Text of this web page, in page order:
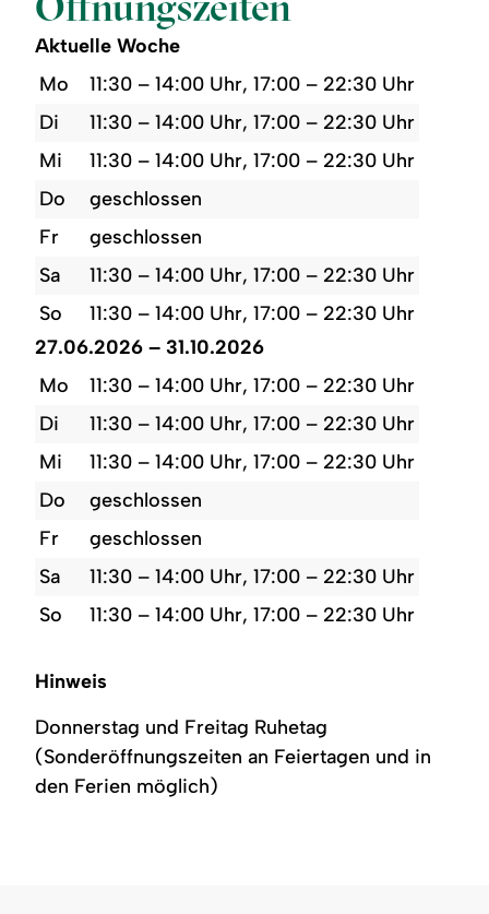
Aktuelle Woche
Mo
11:30 – 14:00 Uhr, 17:00 – 22:30 Uhr
Di
11:30 – 14:00 Uhr, 17:00 – 22:30 Uhr
Mi
11:30 – 14:00 Uhr, 17:00 – 22:30 Uhr
Do
geschlossen
Fr
geschlossen
Sa
11:30 – 14:00 Uhr, 17:00 – 22:30 Uhr
So
11:30 – 14:00 Uhr, 17:00 – 22:30 Uhr
27.06.2026 – 31.10.2026
Mo
11:30 – 14:00 Uhr, 17:00 – 22:30 Uhr
Di
11:30 – 14:00 Uhr, 17:00 – 22:30 Uhr
Mi
11:30 – 14:00 Uhr, 17:00 – 22:30 Uhr
Do
geschlossen
Fr
geschlossen
Sa
11:30 – 14:00 Uhr, 17:00 – 22:30 Uhr
So
11:30 – 14:00 Uhr, 17:00 – 22:30 Uhr
Hinweis
Donnerstag und Freitag Ruhetag
(Sonderöffnungszeiten an Feiertagen und in
den Ferien möglich)